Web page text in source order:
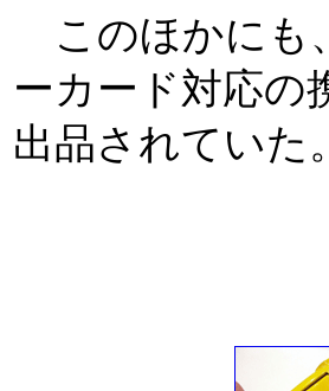
このほかにも
ーカード対応の
出品されていた。